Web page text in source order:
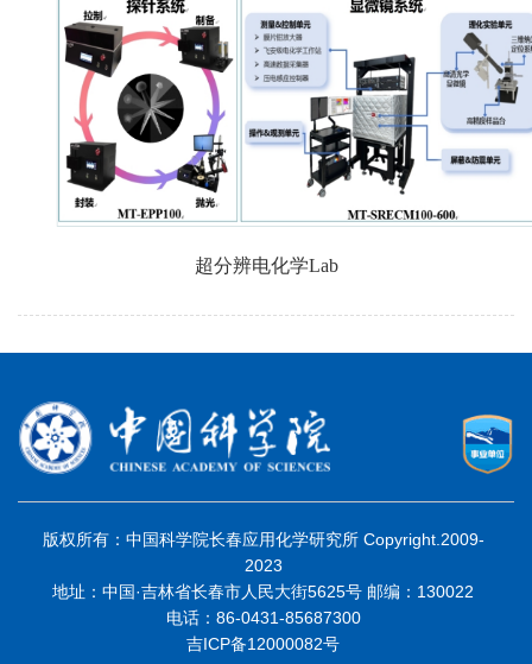
超分辨电化学Lab
版权所有：中国科学院长春应用化学研究所 Copyright.2009-
2023
地址：中国·吉林省长春市人民大街5625号 邮编：130022
电话：86-0431-85687300
吉ICP备12000082号